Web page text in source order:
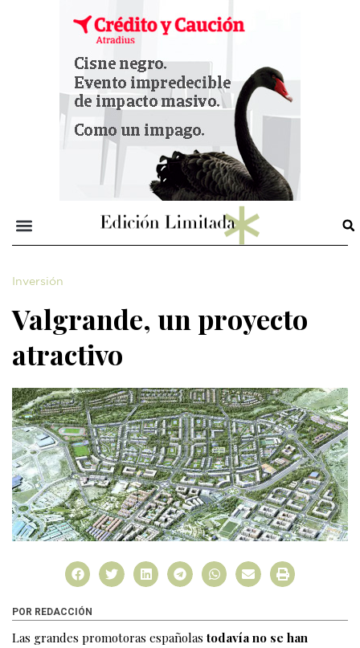
Inversión
Valgrande, un proyecto
atractivo
POR REDACCIÓN
Las grandes promotoras españolas todavía no se han